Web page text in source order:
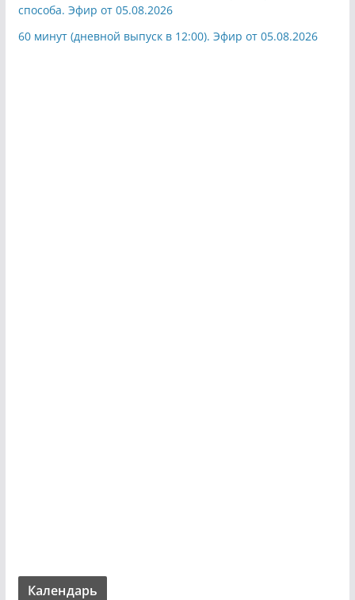
способа. Эфир от 05.08.2026
60 минут (дневной выпуск в 12:00). Эфир от 05.08.2026
Календарь